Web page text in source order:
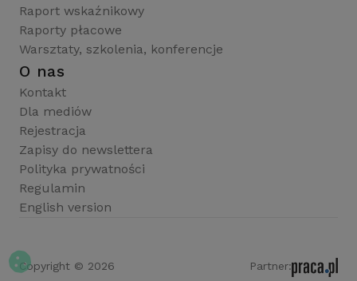
Raport wskaźnikowy
Raporty płacowe
Warsztaty, szkolenia, konferencje
O nas
Kontakt
Dla mediów
Rejestracja
Zapisy do newslettera
Polityka prywatności
Regulamin
English version
Copyright © 2026 Partner: